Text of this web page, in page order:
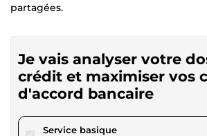
partagées.
Je vais analyser votre
crédit et maximiser vos
d'accord bancaire
Service basiquepour 138,28 $US